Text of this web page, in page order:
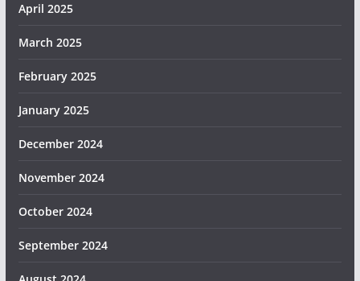
April 2025
March 2025
February 2025
January 2025
December 2024
November 2024
October 2024
September 2024